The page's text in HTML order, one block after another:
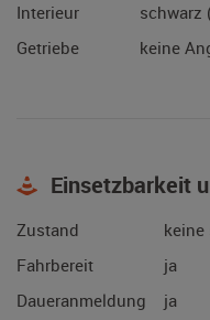
Interieur
schwarz
Getriebe
keine
Einsetzbarkeit
Zustand
keine
Fahrbereit
ja
Daueranmeldung
ja